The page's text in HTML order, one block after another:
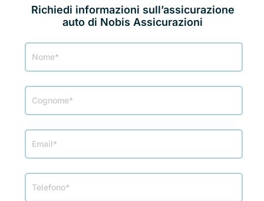
Richiedi informazioni sull’assicurazione
auto di Nobis Assicurazioni
info
Nobis
Assicurazioni